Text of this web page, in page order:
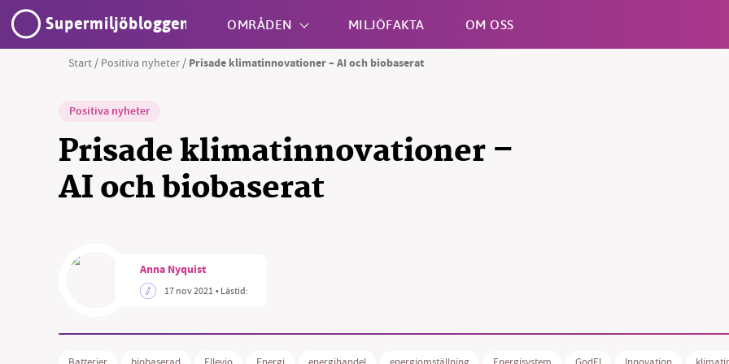
Supermiljöbloggen OMRÅDEN MILJÖFAKTA OM OSS
Start / Positiva nyheter / Prisade klimatinnovationer – AI och biobaserat
Positiva nyheter
Prisade klimatinnovationer –
AI och biobaserat
Anna Nyquist
17 nov 2021• Lästid:
Stötta vårt arbete genom att swisha en slant till